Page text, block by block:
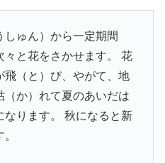
しゅん）から一定期間
々と花をさかせます。 花
飛（と）び、やがて、地
か）れて夏のあいだは
ります。 秋になると新